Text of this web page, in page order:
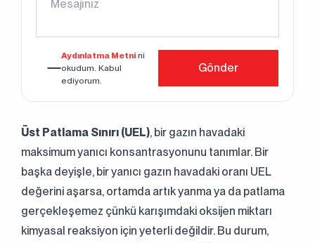
Aydınlatma Metni ni
okudum. Kabul
ediyorum.
Gönder
Üst Patlama Sınırı (UEL), bir gazın havadaki
maksimum yanıcı konsantrasyonunu tanımlar. Bir
başka deyişle, bir yanıcı gazın havadaki oranı UEL
değerini aşarsa, ortamda artık yanma ya da patlama
gerçekleşemez çünkü karışımdaki oksijen miktarı
kimyasal reaksiyon için yeterli değildir. Bu durum,